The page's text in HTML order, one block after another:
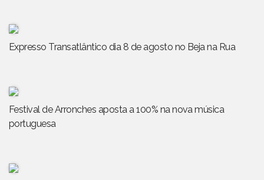
Expresso Transatlântico dia 8 de agosto no Beja na Rua
Festival de Arronches aposta a 100% na nova música
portuguesa